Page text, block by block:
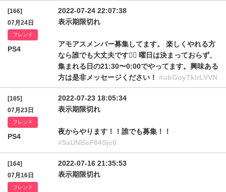
[166]
07月24日
フレンド
PS4
2022-07-24 22:07:38
表示期限切れ
アモアスメンバー募集してます。 楽しくやれる方
なら誰でも大丈夫です🙆‍♂️ 曜日は決まっておらず、
集まれる日の21:30〜0:00でやってます。興味ある
方は是非メッセージください！ #ubGoyTklrLVVN
[165]
07月23日
フレンド
PS4
2022-07-23 18:05:34
表示期限切れ
夜からやります！！誰でも募集！！
#5aUNBeF84Sjc0
[164]
07月16日
フレンド
2022-07-16 21:35:53
表示期限切れ